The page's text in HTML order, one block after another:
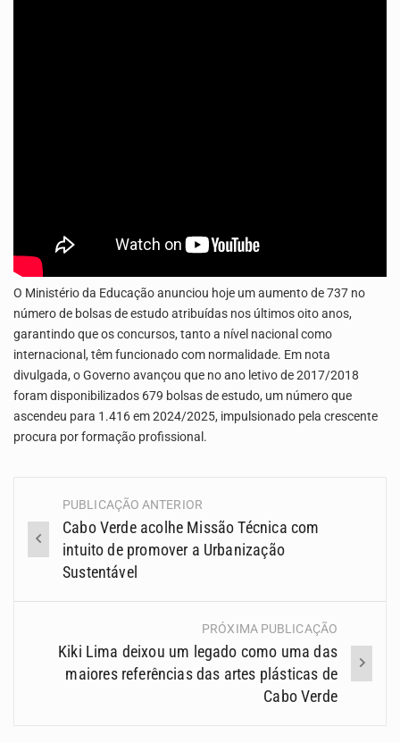
O Ministério da Educação anunciou hoje um aumento de 737 no
número de bolsas de estudo atribuídas nos últimos oito anos,
garantindo que os concursos, tanto a nível nacional como
internacional, têm funcionado com normalidade. Em nota
divulgada, o Governo avançou que no ano letivo de 2017/2018
foram disponibilizados 679 bolsas de estudo, um número que
ascendeu para 1.416 em 2024/2025, impulsionado pela crescente
procura por formação profissional.
Navegação
(Posts)
PUBLICAÇÃO ANTERIOR
Cabo Verde acolhe Missão Técnica com
intuito de promover a Urbanização
Sustentável
PRÓXIMA PUBLICAÇÃO
Kiki Lima deixou um legado como uma das
maiores referências das artes plásticas de
Cabo Verde